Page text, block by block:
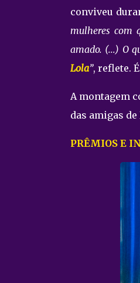
conviveu
mulheres com
amado. (...) O
Lola”, reflete.
A montagem
das amigas
PRÊMIOS E